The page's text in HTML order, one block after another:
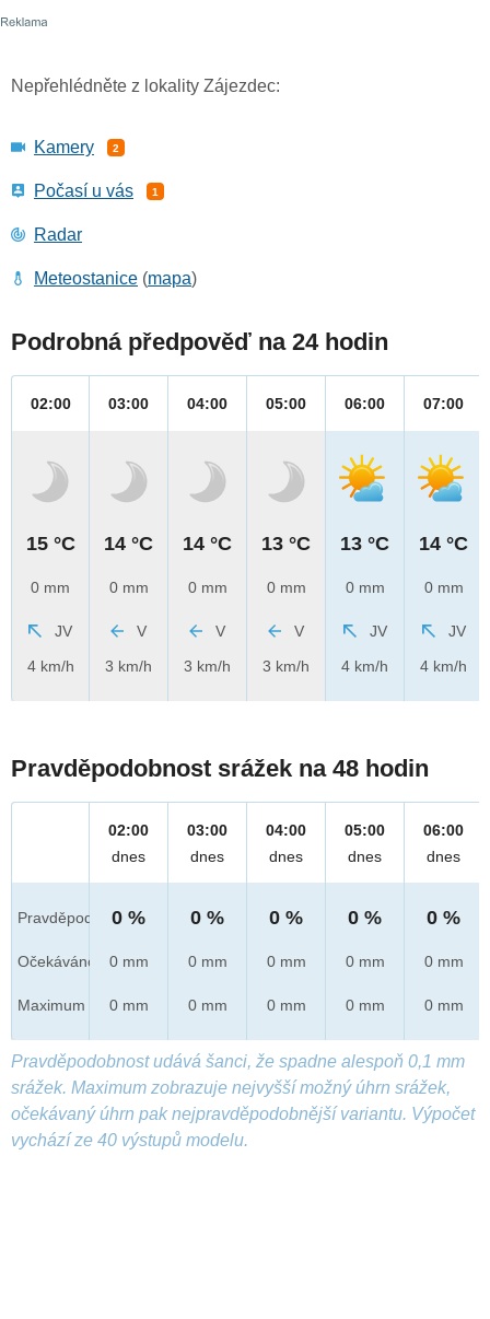
Nepřehlédněte z lokality Zájezdec:
Kamery 2
Počasí u vás 1
Radar
Meteostanice (mapa)
Podrobná předpověď na 24 hodin
02:00
15 °C
0 mm
JV
4 km/h
03:00
14 °C
0 mm
V
3 km/h
04:00
14 °C
0 mm
V
3 km/h
05:00
13 °C
0 mm
V
3 km/h
06:00
13 °C
0 mm
JV
4 km/h
07:00
14 °C
0 mm
JV
4 km/h
Pravděpodobnost srážek na 48 hodin
Pravděpod.
Očekáváno
Maximum
02:00
dnes
0 %
0 mm
0 mm
03:00
dnes
0 %
0 mm
0 mm
04:00
dnes
0 %
0 mm
0 mm
05:00
dnes
0 %
0 mm
0 mm
06:00
dnes
0 %
0 mm
0 mm
Pravděpodobnost udává šanci, že spadne alespoň 0,1 mm
srážek. Maximum zobrazuje nejvyšší možný úhrn srážek,
očekávaný úhrn pak nejpravděpodobnější variantu. Výpočet
vychází ze 40 výstupů modelu.